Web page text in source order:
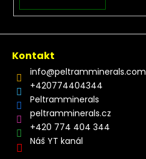
Kontakt
info@peltramminerals.com
+420774404344
Peltramminerals
peltramminerals.cz
+420 774 404 344
Náš YT kanál